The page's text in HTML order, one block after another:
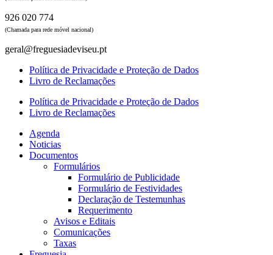
926 020 774
(Chamada para rede móvel nacional)
geral@freguesiadeviseu.pt
Política de Privacidade e Proteção de Dados
Livro de Reclamações
Política de Privacidade e Proteção de Dados
Livro de Reclamações
Agenda
Noticias
Documentos
Formulários
Formulário de Publicidade
Formulário de Festividades
Declaração de Testemunhas
Requerimento
Avisos e Editais
Comunicações
Taxas